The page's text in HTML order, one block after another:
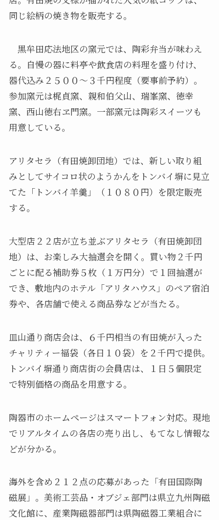
同じ絵柄の焼き物を販売する。
黒牟田応法地区の窯元では、陶彩弁当が味わえ
る。自慢の器に料亭や飲食店の料理を盛り付け、
器代込み２５００～３千円程度（要事前予約）。
参加窯元は梶貞窯、親和伯父山、瑞峯窯、徳幸
窯、西山徳右ヱ門窯。一部窯元は陶彩スイーツも
用意している。
アリタセラ（有田焼卸団地）では、新しい取り組
みとしてサイコロ状のようかんをトンバイ塀に見立
てた「トンバイ羊羹」（１０８０円）を限定販売
する。
大型店２２店が立ち並ぶアリタセラ（有田焼卸団
地）は、お楽しみ大抽選会を開く。買い物２千円
ごとに配る補助券５枚（１万円分）で１回抽選が
でき、敷地内のホテル「アリタハウス」のペア宿泊
券や、各店舗で使える商品券などが当たる。
皿山通り商店会は、６千円相当の有田焼が入った
チャリティー福袋（各日１０袋）を２千円で提供。
トンバイ塀通り商店街の会員店は、１日５個限定
で特別価格の商品を用意する。
陶器市のホームページはスマートフォン対応。現地
でリアルタイムの各店の売り出し、もてなし情報な
どが分かる。
海外を含め２１２点の応募があった「有田国際陶
磁展」。美術工芸品・オブジェ部門は県立九州陶磁
文化館に、産業陶磁器部門は県陶磁器工業組合に